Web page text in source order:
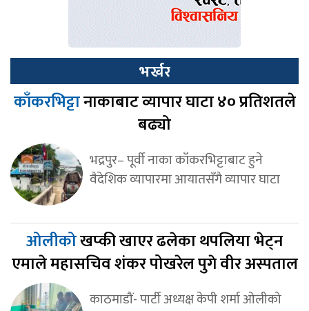
भर्खर
काँकरभिट्टानाकाबाट व्यापार घाटा ४० प्रतिशतले
बढ्यो
भद्रपुर– पूर्वी नाका काँकरभिट्टाबाट हुने
वैदेशिक व्यापारमा आयातसँगै व्यापार घाटा
ओलीकोखप्की खाएर ढलेका थपलिया भेट्न
एमाले महासचिव शंकर पोखरेल पुगे वीर अस्पताल
काठमाडौं- पार्टी अध्यक्ष केपी शर्मा ओलीको